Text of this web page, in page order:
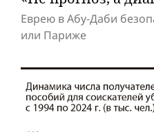
Еврею в Абу-Даби
или Париже